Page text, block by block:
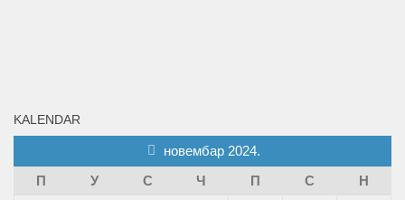
KALENDAR
новембар 2024.
П
У С Ч П С
Н